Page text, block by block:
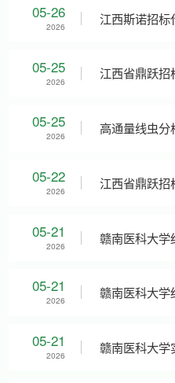
解剖学实验室
05-26
2026 江西斯诺招标
于赣南医科大
05-25
2026 江西省鼎跃招
关于赣南医科
05-25
2026 高通量线虫分
公告
05-22
2026 江西省鼎跃招
关于赣南医科
05-21
2026 赣南医科大学
馆基础配套设
05-21
2026 赣南医科大学
救护“主题4D
05-21
2026 赣南医科大学